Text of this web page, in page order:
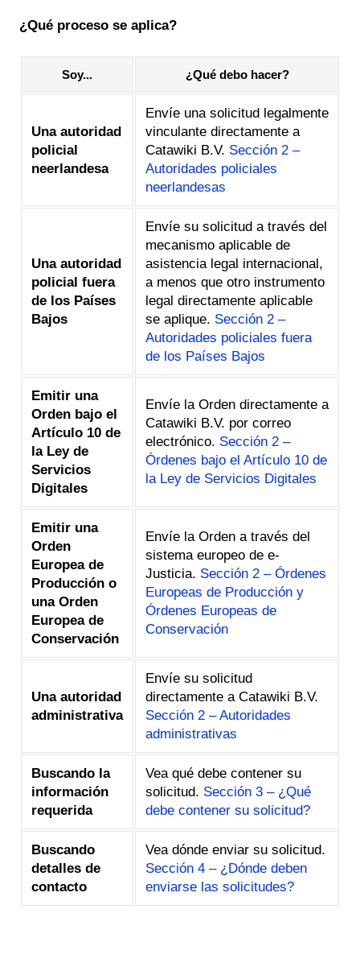
¿Qué proceso se aplica?
Soy... ¿Qué debo hacer?
Una autoridad
policial
neerlandesa
Envíe una solicitud legalmente
vinculante directamente a
Catawiki B.V. Sección 2 –
Autoridades policiales
neerlandesas
Una autoridad
policial fuera
de los Países
Bajos
Envíe su solicitud a través del
mecanismo aplicable de
asistencia legal internacional,
a menos que otro instrumento
legal directamente aplicable
se aplique. Sección 2 –
Autoridades policiales fuera
de los Países Bajos
Emitir una
Orden bajo el
Artículo 10 de
la Ley de
Servicios
Digitales
Envíe la Orden directamente a
Catawiki B.V. por correo
electrónico. Sección 2 –
Órdenes bajo el Artículo 10 de
la Ley de Servicios Digitales
Emitir una
Orden
Europea de
Producción o
una Orden
Europea de
Conservación
Envíe la Orden a través del
sistema europeo de e-
Justicia. Sección 2 – Órdenes
Europeas de Producción y
Órdenes Europeas de
Conservación
Una autoridad
administrativa
Envíe su solicitud
directamente a Catawiki B.V.
Sección 2 – Autoridades
administrativas
Buscando la
información
requerida
Vea qué debe contener su
solicitud. Sección 3 – ¿Qué
debe contener su solicitud?
Buscando
detalles de
contacto
Vea dónde enviar su solicitud.
Sección 4 – ¿Dónde deben
enviarse las solicitudes?